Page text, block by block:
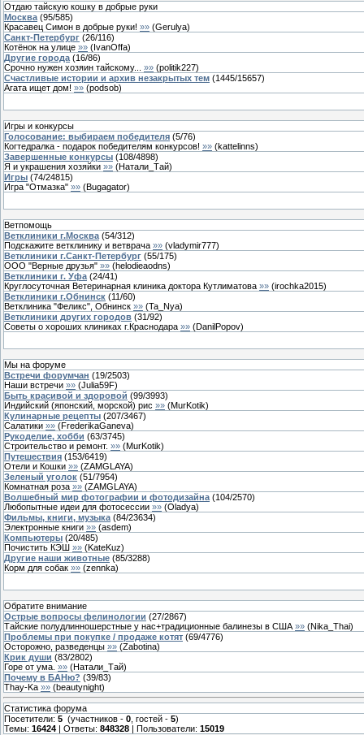
Отдаю тайскую кошку в добрые руки
Москва (95/585)
Красавец Симон в добрые руки! »» (Gerulya)
Санкт-Петербург (26/116)
Котёнок на улице »» (IvanOffa)
Другие города (16/86)
Срочно нужен хозяин тайскому...
»» (politik227)
Счастливые истории и архив незакрытых тем (1445/15657)
Агата ищет дом! »» (podsob)
Игры и конкурсы
Голосование: выбираем победителя (5/76)
Когтедралка - подарок победителям конкурсов! »» (kattelinns)
Завершенные конкурсы (108/4898)
Я и украшения хозяйки »» (Натали_Тай)
Игры (74/24815)
Игра "Отмазка" »» (Bugagator)
Ветпомощь
Ветклиники г.Москва (54/312)
Подскажите ветклинику и ветврача »» (vladymir777)
Ветклиники г.Санкт-Петербург (55/175)
ООО "Верные друзья" »» (helodieaodns)
Ветклиники г. Уфа (24/41)
Круглосуточная Ветеринарная клиника доктора Кутлиматова »» (irochka2015)
Ветклиники г.Обнинск (11/60)
Ветклиника "Феликс", Обнинск »» (Ta_Nya)
Ветклиники других городов (31/92)
Советы о хороших клиниках г.Краснодара »» (DanilPopov)
Мы на форуме
Встречи форумчан (19/2503)
Наши встречи »» (Julia59F)
Быть красивой и здоровой (99/3993)
Индийский (японский, морской) рис »» (MurKotik)
Кулинарные рецепты (207/3467)
Салатики »» (FrederikaGaneva)
Рукоделие, хобби (63/3745)
Строительство и ремонт. »» (MurKotik)
Путешествия (153/6419)
Отели и Кошки »» (ZAMGLAYA)
Зеленый уголок (51/7954)
Комнатная роза »» (ZAMGLAYA)
Волшебный мир фотографии и фотодизайна (104/2570)
Любопытные идеи для фотосессии »» (Oladya)
Фильмы, книги, музыка (84/23634)
Электронные книги »» (asdem)
Компьютеры (20/485)
Почистить КЭШ »» (KateKuz)
Другие наши животные (85/3288)
Корм для собак »» (zennka)
Обратите внимание
Острые вопросы фелинологии (27/2867)
Тайские полудлинношерстные у нас+традиционные балинезы в США »» (Nika_Thai)
Проблемы при покупке / продаже котят (69/4776)
Осторожно, разведенцы »» (Zabotina)
Крик души (83/2802)
Горе от ума. »» (Натали_Тай)
Почему в БАНю? (39/83)
Thay-Ka »» (beautynight)
Статистика форума
Посетители: 5 (участников - 0 , гостей - 5)
Темы: 16424 | Ответы: 848328 | Пользователи: 15019